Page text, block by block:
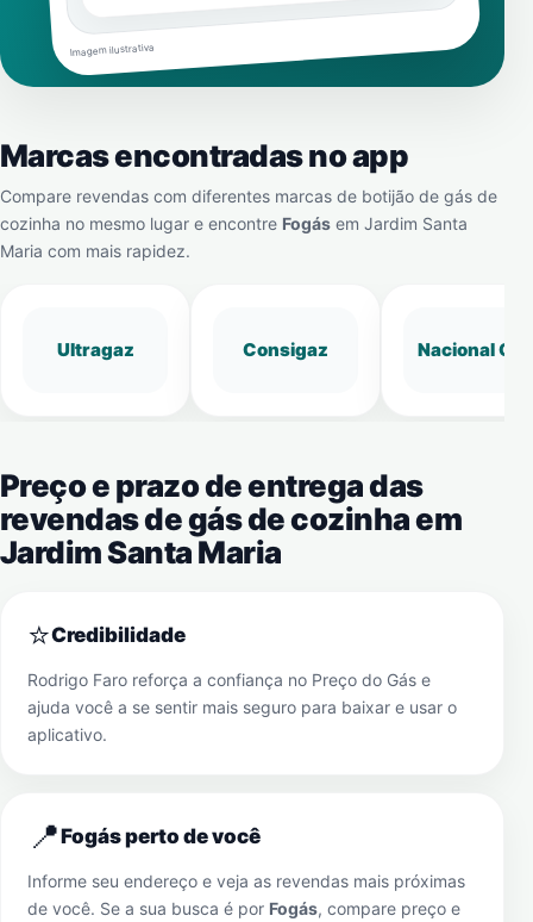
Imagem ilustrativa
Marcas encontradas no app
Compare revendas com diferentes marcas de botijão de gás de
cozinha no mesmo lugar e encontre Fogás em Jardim Santa
Maria com mais rapidez.
Ultragaz Consigaz Nacional Gás
Preço e prazo de entrega das
revendas de gás de cozinha em
Jardim Santa Maria
⭐Credibilidade
Rodrigo Faro reforça a confiança no Preço do Gás e
ajuda você a se sentir mais seguro para baixar e usar o
aplicativo.
📍Fogás perto de você
Informe seu endereço e veja as revendas mais próximas
de você. Se a sua busca é por Fogás, compare preço e